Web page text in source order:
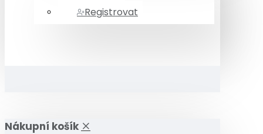
Registrovat
Nákupní košík